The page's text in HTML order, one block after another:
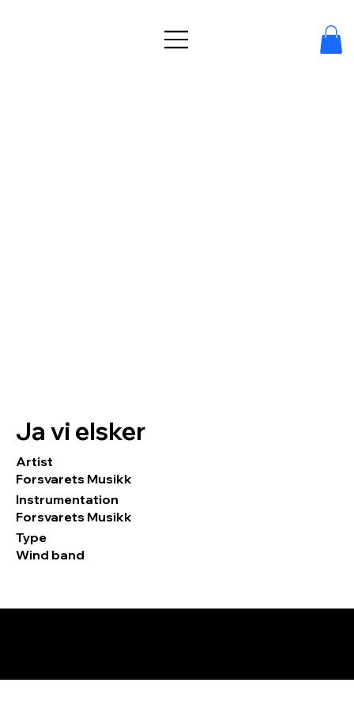
Ja vi elsker
Artist
Forsvarets Musikk
Instrumentation
Forsvarets Musikk
Type
Wind band